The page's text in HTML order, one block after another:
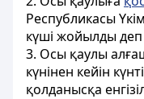
Республикасы
күшi жойылды
3. Осы қаулы
күнінен кейін
қолданысқа